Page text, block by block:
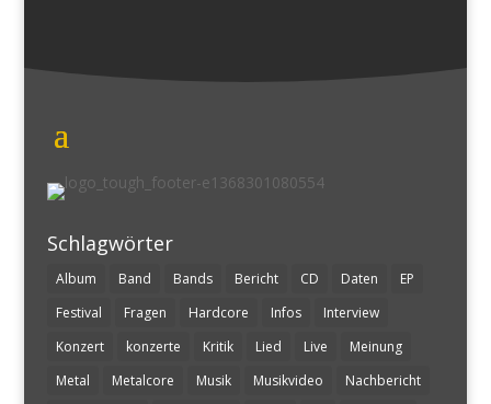
Schlagwörter
Album Band Bands Bericht CD Daten
EP
Festival
Fragen Hardcore Infos
Interview
Konzert
konzerte Kritik Lied Live
Meinung
Metal
Metalcore Musik Musikvideo Nachbericht